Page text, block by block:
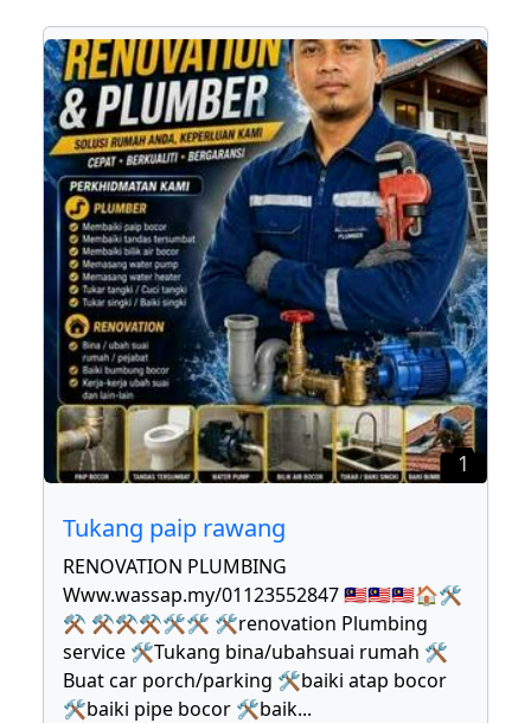
1
Tukang paip rawang
RENOVATION PLUMBING
Www.wassap.my/01123552847 🇲🇾🇲🇾🇲🇾🏠🛠
⚒ ⚒⚒⚒🛠🛠 🛠renovation Plumbing
service 🛠Tukang bina/ubahsuai rumah 🛠
Buat car porch/parking 🛠baiki atap bocor
🛠baiki pipe bocor 🛠baik...